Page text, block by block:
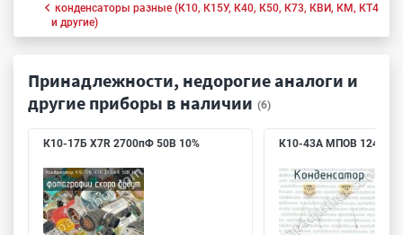
конденсаторы разные (К10, К15У, К40, К50, К73, КВИ, КМ, КТ4
и другие)
Принадлежности, недорогие аналоги и
другие приборы в наличии (6)
К10-17Б X7R 2700пФ 50В 10% К10-43А МПОВ 1240пФ